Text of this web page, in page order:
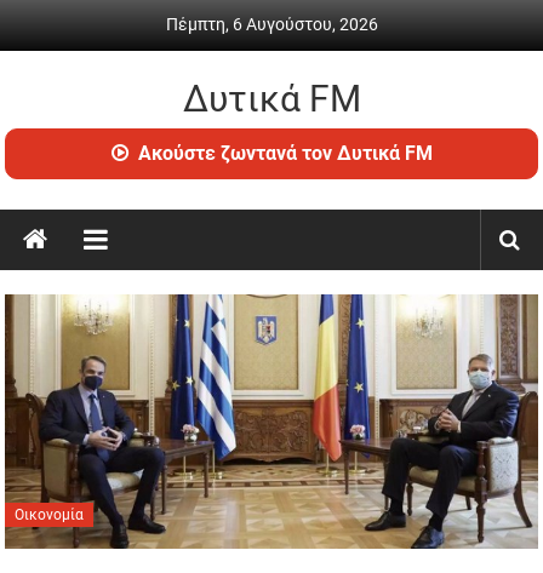
Πέμπτη, 6 Αυγούστου, 2026
Δυτικά FM
Ραδιόφωνο
•
ενημέρωση
Ακούστε ζωντανά τον Δυτικά FM
Οικονομία